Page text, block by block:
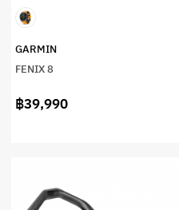
GARMIN
FENIX 8
฿39,990